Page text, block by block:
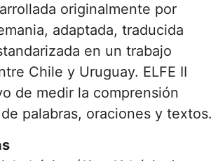
originalmente por
adaptada, traducida
en un trabajo
Chile y Uruguay. ELFE II
de medir la comprensión
palabras, oraciones y textos.